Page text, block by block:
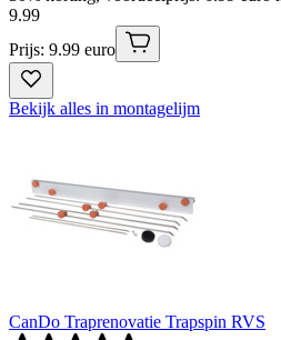
9.99
Prijs: 9.99 euro
Bekijk alles in montagelijm
CanDo Traprenovatie Trapspin RVS